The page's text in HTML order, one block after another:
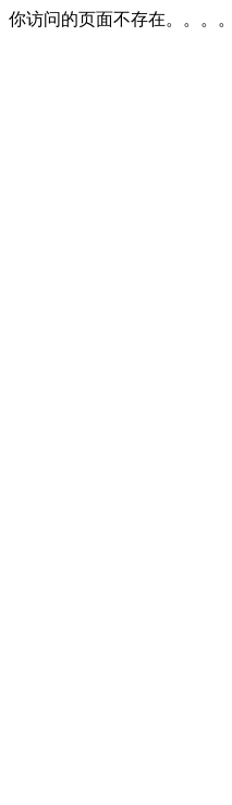
你访问的页面不存在。。。。